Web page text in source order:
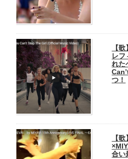
【
レフ
れた
つ！
【
合い